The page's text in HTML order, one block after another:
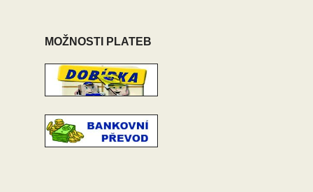
MOŽNOSTI PLATEB